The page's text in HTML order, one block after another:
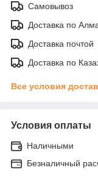
Самовывоз
Доставка по
Доставка почтой
Доставка по
Все условия
Условия оплаты
Наличными
Безналичный